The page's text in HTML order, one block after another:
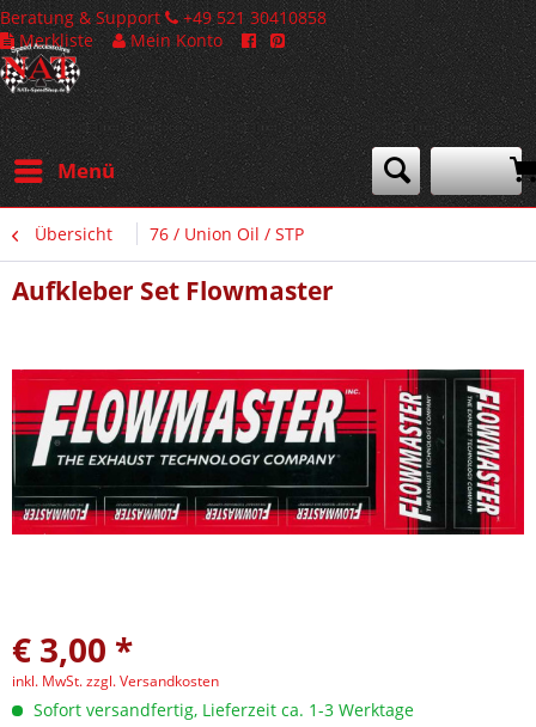
Beratung & Support
+49 521 30410858
Merkliste
Mein Konto
Menü
Übersicht 76 / Union Oil / STP
Aufkleber Set Flowmaster
€ 3,00 *
inkl. MwSt.zzgl. Versandkosten
Sofort versandfertig, Lieferzeit ca. 1-3 Werktage